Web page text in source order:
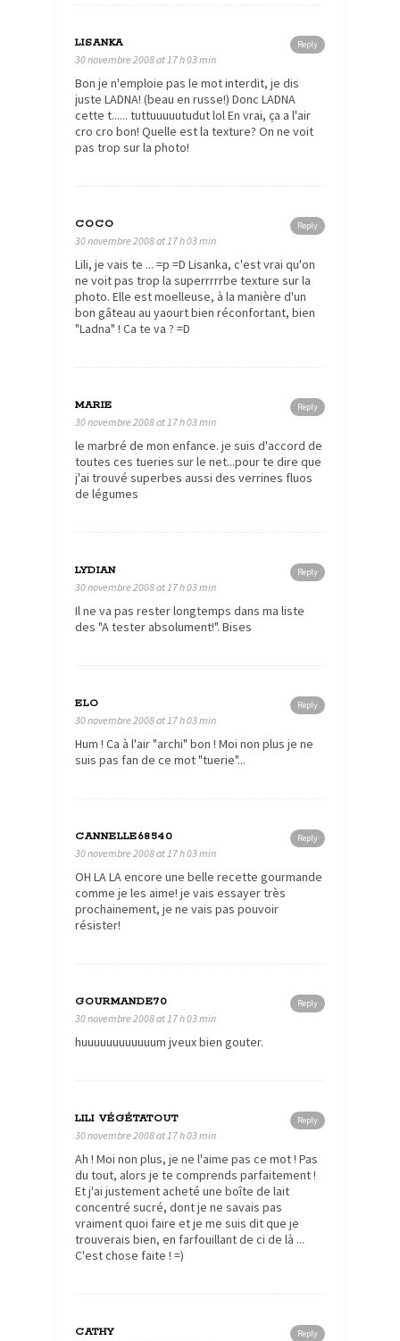
Reply
LISANKA
30 novembre 2008 at 17 h 03 min
Bon je n'emploie pas le mot interdit, je dis
juste LADNA! (beau en russe!) Donc LADNA
cette t...... tuttuuuuutudut lol En vrai, ça a l'air
cro cro bon! Quelle est la texture? On ne voit
pas trop sur la photo!
Reply
COCO
30 novembre 2008 at 17 h 03 min
Lili, je vais te ... =p =D Lisanka, c'est vrai qu'on
ne voit pas trop la superrrrrbe texture sur la
photo. Elle est moelleuse, à la manière d'un
bon gâteau au yaourt bien réconfortant, bien
"Ladna" ! Ca te va ? =D
Reply
MARIE
30 novembre 2008 at 17 h 03 min
le marbré de mon enfance. je suis d'accord de
toutes ces tueries sur le net...pour te dire que
j'ai trouvé superbes aussi des verrines fluos
de légumes
Reply
LYDIAN
30 novembre 2008 at 17 h 03 min
Il ne va pas rester longtemps dans ma liste
des "A tester absolument!". Bises
Reply
ELO
30 novembre 2008 at 17 h 03 min
Hum ! Ca à l'air "archi" bon ! Moi non plus je ne
suis pas fan de ce mot "tuerie"...
Reply
CANNELLE68540
30 novembre 2008 at 17 h 03 min
OH LA LA encore une belle recette gourmande
comme je les aime! je vais essayer très
prochainement, je ne vais pas pouvoir
résister!
Reply
GOURMANDE70
30 novembre 2008 at 17 h 03 min
huuuuuuuuuuuum jveux bien gouter.
Reply
LILI VÉGÉTATOUT
30 novembre 2008 at 17 h 03 min
Ah ! Moi non plus, je ne l'aime pas ce mot ! Pas
du tout, alors je te comprends parfaitement !
Et j'ai justement acheté une boîte de lait
concentré sucré, dont je ne savais pas
vraiment quoi faire et je me suis dit que je
trouverais bien, en farfouillant de ci de là ...
C'est chose faite ! =)
Reply
CATHY